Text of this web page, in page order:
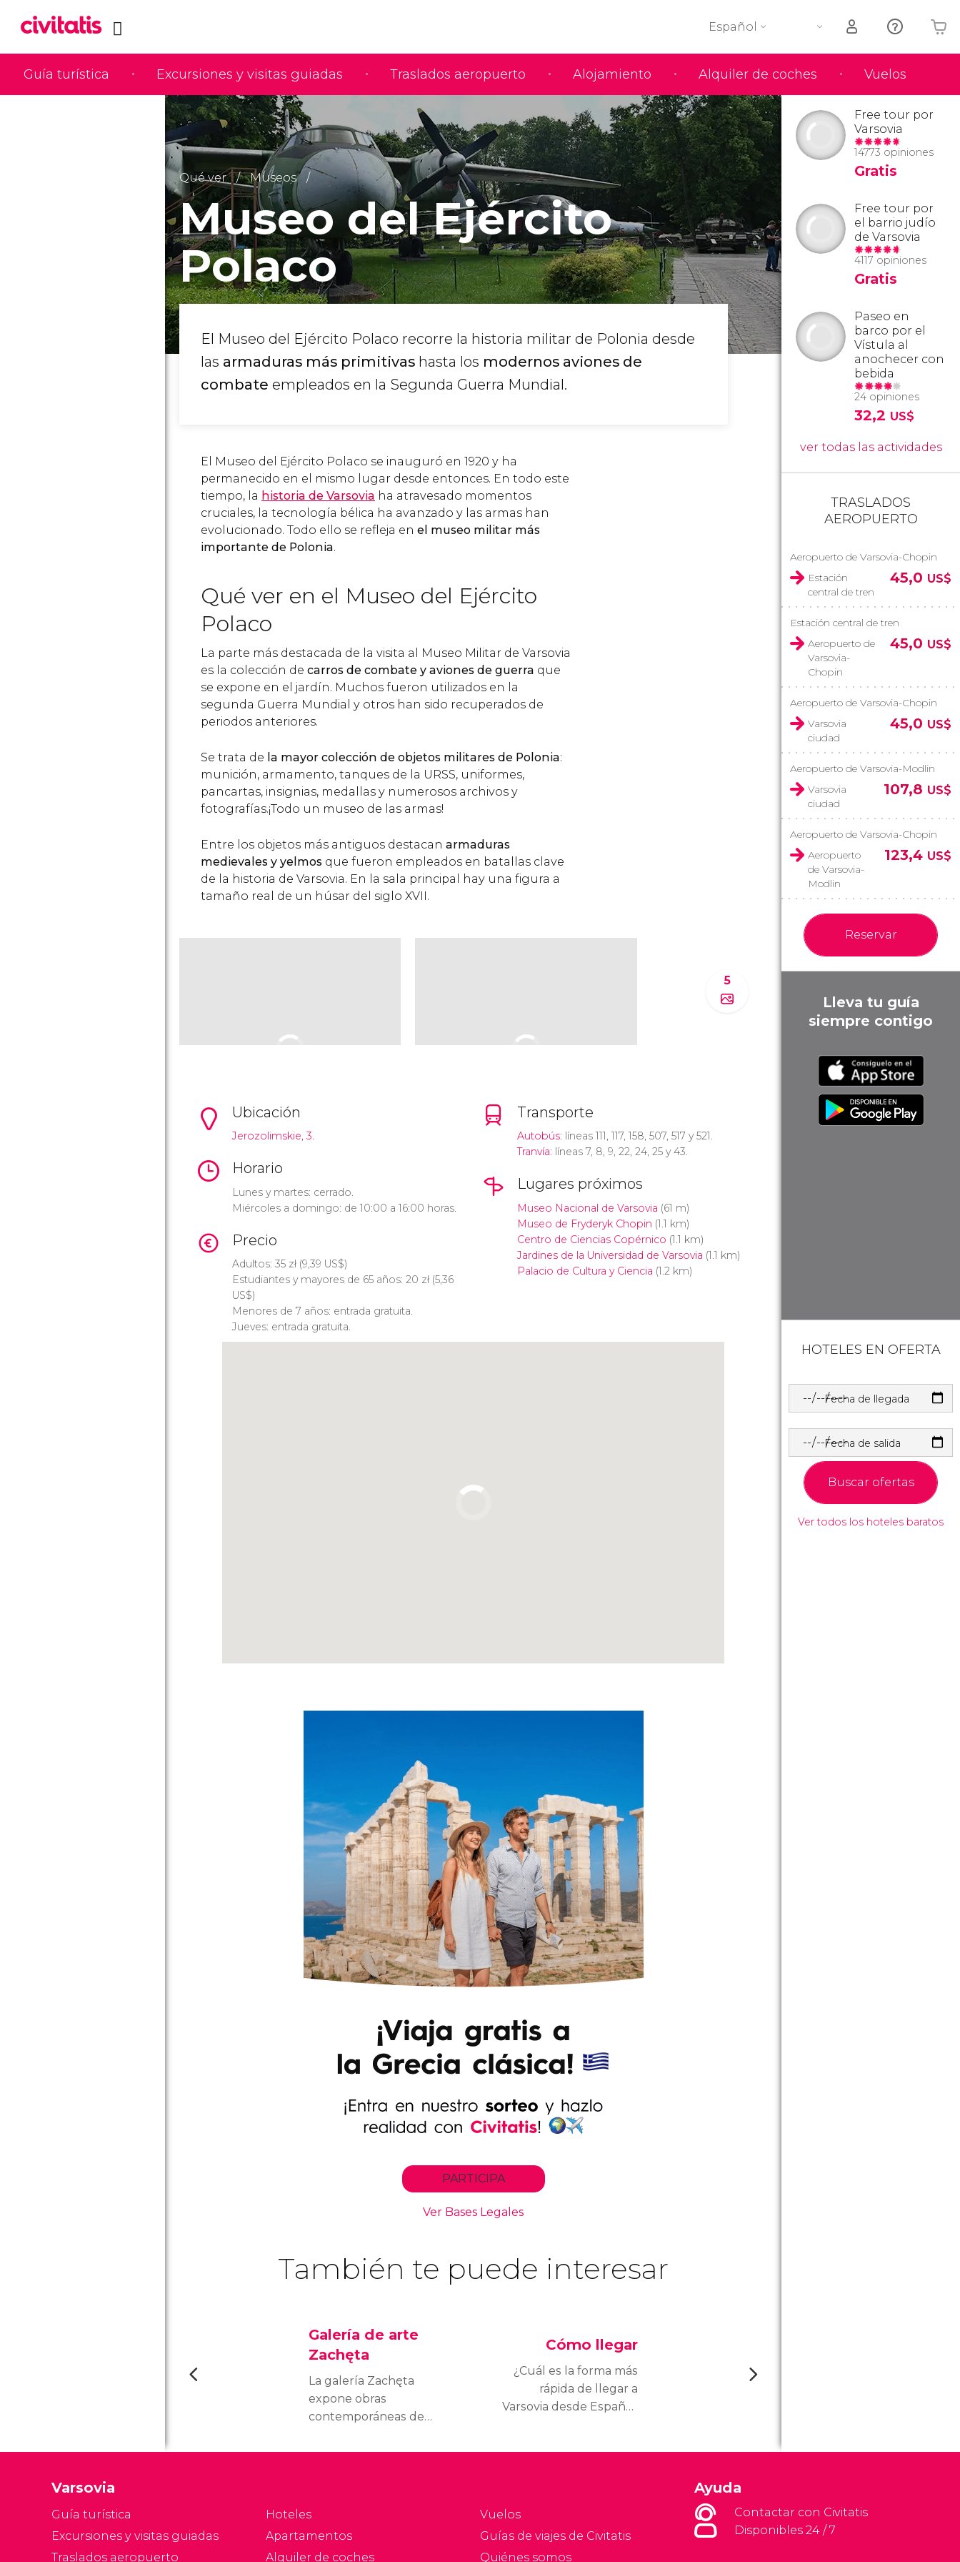
Guía turística Excursiones y visitas guiadas Traslados aeropuerto Alojamiento Alquiler de coches Vuelos
Español
Tu carrito está vacío
Qué ver Museos
Museo del Ejército
Polaco
El Museo del Ejército Polaco recorre la historia militar de Polonia desde
las armaduras más primitivas hasta los modernos aviones de
combate empleados en la Segunda Guerra Mundial.
El Museo del Ejército Polaco se inauguró en 1920 y ha
permanecido en el mismo lugar desde entonces. En todo este
tiempo, la historia de Varsovia ha atravesado momentos
cruciales, la tecnología bélica ha avanzado y las armas han
evolucionado. Todo ello se refleja en el museo militar más
importante de Polonia.
Qué ver en el Museo del Ejército
Polaco
La parte más destacada de la visita al Museo Militar de Varsovia
es la colección de carros de combate y aviones de guerra que
se expone en el jardín. Muchos fueron utilizados en la
segunda Guerra Mundial y otros han sido recuperados de
periodos anteriores.
Se trata de la mayor colección de objetos militares de Polonia:
munición, armamento, tanques de la URSS, uniformes,
pancartas, insignias, medallas y numerosos archivos y
fotografías.¡Todo un museo de las armas!
Entre los objetos más antiguos destacan armaduras
medievales y yelmos que fueron empleados en batallas clave
de la historia de Varsovia. En la sala principal hay una figura a
tamaño real de un húsar del siglo XVII.
5
Ubicación
Jerozolimskie, 3.
Horario
Lunes y martes: cerrado.
Miércoles a domingo: de 10:00 a 16:00 horas.
Precio
Adultos: 35 zł (9,39 US$)
Estudiantes y mayores de 65 años: 20 zł (5,36
US$)
Menores de 7 años: entrada gratuita.
Jueves: entrada gratuita.
Transporte
Autobús: líneas 111, 117, 158, 507, 517 y 521.
Tranvía: líneas 7, 8, 9, 22, 24, 25 y 43.
Lugares próximos
Museo Nacional de Varsovia (61 m)
Museo de Fryderyk Chopin (1.1 km)
Centro de Ciencias Copérnico (1.1 km)
Jardines de la Universidad de Varsovia (1.1 km)
Palacio de Cultura y Ciencia (1.2 km)
También te puede interesar
Galería de arte
Zachęta
La galería Zachęta
expone obras
contemporáneas de
tipo de variantes
Cómo llegar
¿Cuál es la forma más
rápida de llegar a
Varsovia desde España?
Free tour por
Varsovia
14773 opiniones
Gratis
Free tour por
el barrio judío
de Varsovia
4117 opiniones
Gratis
Paseo en
barco por el
Vístula al
anochecer con
bebida
24 opiniones
32,2 US$
ver todas las actividades
TRASLADOS
AEROPUERTO
Aeropuerto de Varsovia-Chopin
Estación
central de tren
45,0 US$
Estación central de tren
Aeropuerto de
Varsovia-
Chopin
45,0 US$
Aeropuerto de Varsovia-Chopin
Varsovia
ciudad
45,0 US$
Aeropuerto de Varsovia-Modlin
Varsovia
ciudad
107,8 US$
Aeropuerto de Varsovia-Chopin
Aeropuerto
de Varsovia-
Modlin
123,4 US$
Reservar
Lleva tu guía
siempre contigo
HOTELES EN OFERTA
Fecha de llegada
Fecha de salida
Buscar ofertas
Ver todos los hoteles baratos
Varsovia
Guía turística
Excursiones y visitas guiadas
Traslados aeropuerto
Hoteles
Apartamentos
Alquiler de coches
Vuelos
Guías de viajes de Civitatis
Quiénes somos
Ayuda
Contactar con Civitatis
Disponibles 24 / 7